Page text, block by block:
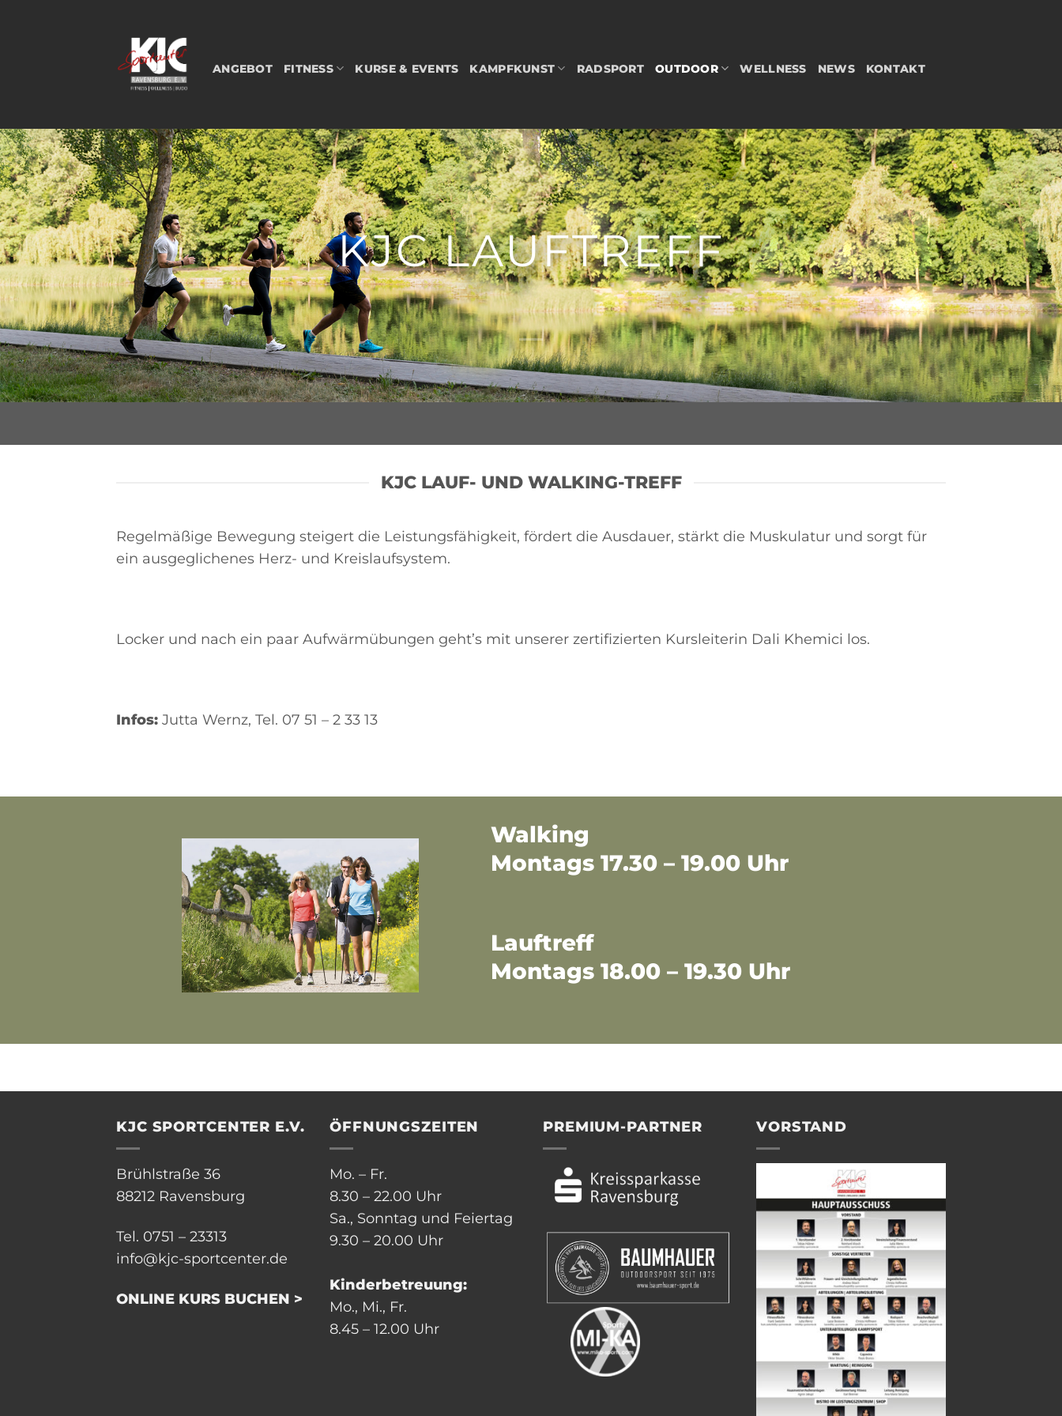
ANGEBOT FITNESS KURSE & EVENTS KAMPFKUNST RADSPORT OUTDOOR WELLNESS NEWS KONTAKT
KJC LAUFTREFF
KJC LAUF- UND WALKING-TREFF
Regelmäßige Bewegung steigert die Leistungsfähigkeit, fördert die Ausdauer, stärkt die Muskulatur und sorgt für
ein ausgeglichenes Herz- und Kreislaufsystem.
Locker und nach ein paar Aufwärmübungen geht’s mit unserer zertifizierten Kursleiterin Dali Khemici los.
Infos: Jutta Wernz, Tel. 07 51 – 2 33 13
Walking
Montags 17.30 – 19.00 Uhr
Lauftreff
Montags 18.00 – 19.30 Uhr
KJC SPORTCENTER E.V.
Brühlstraße 36
88212 Ravensburg
Tel. 0751 – 23313
info@kjc-sportcenter.de
ONLINE KURS BUCHEN >
ÖFFNUNGSZEITEN
Mo. – Fr.
8.30 – 22.00 Uhr
Sa., Sonntag und Feiertag
9.30 – 20.00 Uhr
Kinderbetreuung:
Mo., Mi., Fr.
8.45 – 12.00 Uhr
PREMIUM-PARTNER VORSTAND